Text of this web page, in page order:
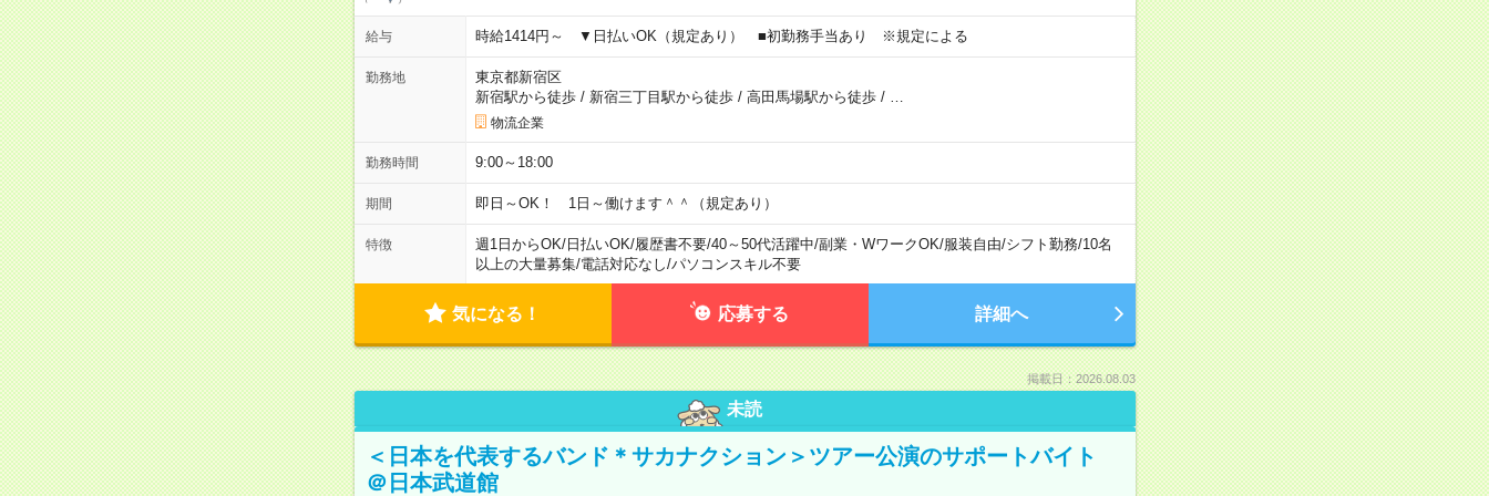
給与 時給1414円～ ▼日払いOK（規定あり） ■初勤務手当あり ※規定による
勤務地
東京都新宿区
新宿駅から徒歩/ 新宿三丁目駅から徒歩/ 高田馬場駅から徒歩/
物流企業
勤務時間 9:00～18:00
期間 即日～OK！ 1日～働けます＾＾（規定あり）
特徴 週1日からOK/日払いOK/履歴書不要/40～50代活躍中/副業・WワークOK/服装自由/シフト勤務/10名
以上の大量募集/電話対応なし/パソコンスキル不要
気になる！ 応募する 詳細へ
掲載日：2026.08.03
未読
＜日本を代表するバンド＊サカナクション＞ツアー公演のサポートバイト
＠日本武道館